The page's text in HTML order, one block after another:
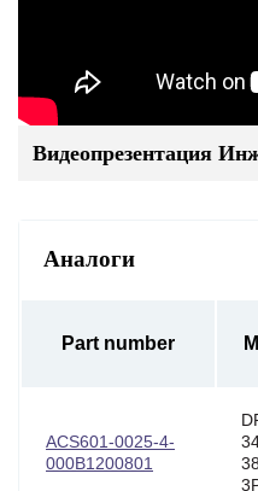
Видеопрезентация
Аналоги
Part number
ACS601-0025-4-
000B1200801